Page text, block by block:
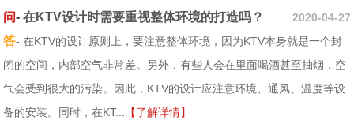
问-在KTV设计时需要重视整体环境的打造吗？ 2020-04-27
答- 在KTV的设计原则上，要注意整体环境，因为KTV本身就是一个封
闭的空间，内部空气非常差。另外，有些人会在里面喝酒甚至抽烟，空
气会受到很大的污染。因此，KTV的设计应注意环境、通风、温度等设
备的安装。同时，在KT...
【了解详情】